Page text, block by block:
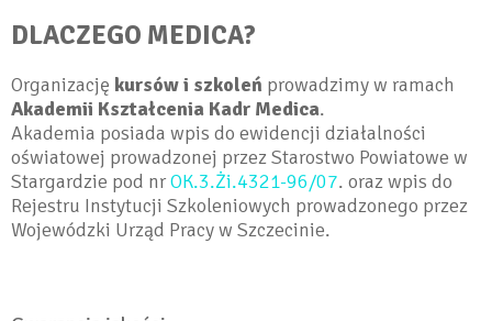
DLACZEGO MEDICA?
Organizację kursów i szkoleń prowadzimy w ramach
Akademii Kształcenia Kadr Medica.
Akademia posiada wpis do ewidencji działalności
oświatowej prowadzonej przez Starostwo Powiatowe w
Stargardzie pod nrOK.3.Żi.4321-96/07. oraz wpis do
Rejestru Instytucji Szkoleniowych prowadzonego przez
Wojewódzki Urząd Pracy w Szczecinie.